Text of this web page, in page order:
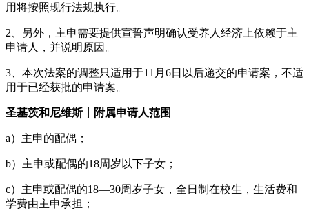
用将按照现行法规执行。
2、另外，主申需要提供宣誓声明确认受养人经济上依赖于主
申请人，并说明原因。
3、本次法案的调整只适用于11月6日以后递交的申请案，不适
用于已经获批的申请案。
圣基茨和尼维斯丨附属申请人范围
a）主申的配偶；
b）主申或配偶的18周岁以下子女；
c）主申或配偶的18—30周岁子女，全日制在校生，生活费和
学费由主申承担；